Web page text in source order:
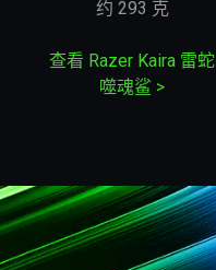
约 293 克
查看 Razer Kaira 雷蛇
噬魂鲨 >